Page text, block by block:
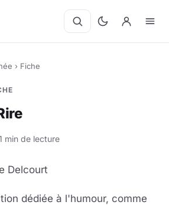
› Fiche
min de lecture
Delcourt
dédiée à l'humour, comme